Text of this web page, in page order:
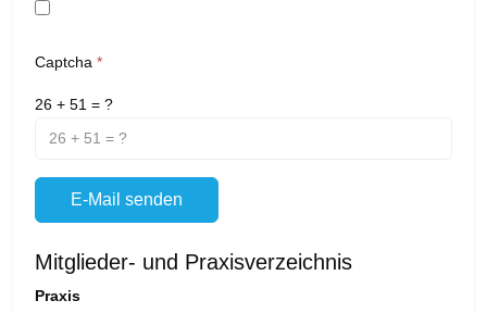
Captcha *
26 + 51 = ?
E-Mail senden
Mitglieder- und Praxisverzeichnis
Praxis